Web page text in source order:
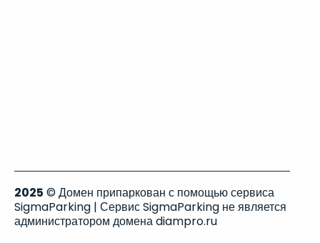
2025 © Домен припаркован с помощью сервиса
SigmaParking | Сервис SigmaParking не является
администратором домена diampro.ru